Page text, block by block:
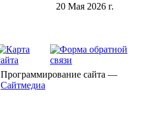
20 Мая 2026 г.
Программирование сайта —
Сайтмедиа